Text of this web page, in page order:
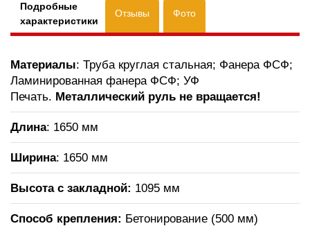
Подробные
характеристики
Отзывы Фото
Материалы: Труба круглая стальная; Фанера ФСФ;
Ламинированная фанера ФСФ; УФ
Печать. Металлический руль не вращается!
Длина: 1650 мм
Ширина: 1650 мм
Высота с закладной: 1095 мм
Способ крепления: Бетонирование (500 мм)